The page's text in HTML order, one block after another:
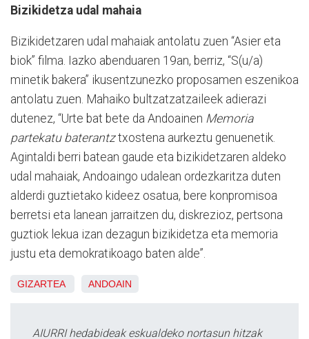
Bizikidetza udal mahaia
Bizikidetzaren udal mahaiak antolatu zuen “Asier eta
biok” filma. Iazko abenduaren 19an, berriz, “S(u/a)
minetik bakera” ikusentzunezko proposamen eszenikoa
antolatu zuen. Mahaiko bultzatzatzaileek adierazi
dutenez, “Urte bat bete da Andoainen Memoria
partekatu baterantztxostena aurkeztu genuenetik.
Agintaldi berri batean gaude eta bizikidetzaren aldeko
udal mahaiak, Andoaingo udalean ordezkaritza duten
alderdi guztietako kideez osatua, bere konpromisoa
berretsi eta lanean jarraitzen du, diskrezioz, pertsona
guztiok lekua izan dezagun bizikidetza eta memoria
justu eta demokratikoago baten alde”.
GIZARTEA ANDOAIN
AIURRI hedabideak eskualdeko nortasun hitzak